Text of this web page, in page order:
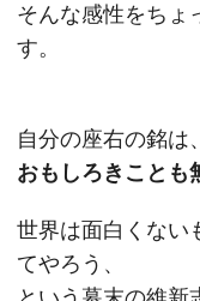
そんな感性をちょ
す。
自分の座右の銘は、
おもしろきことも
世界は面白くない
てやろう、